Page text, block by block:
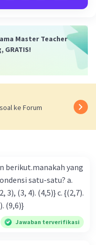
Master Teacher
GRATIS!
ke Forum
berikut.manakah yang
9). (9,6)}
Jawaban terverifikasi